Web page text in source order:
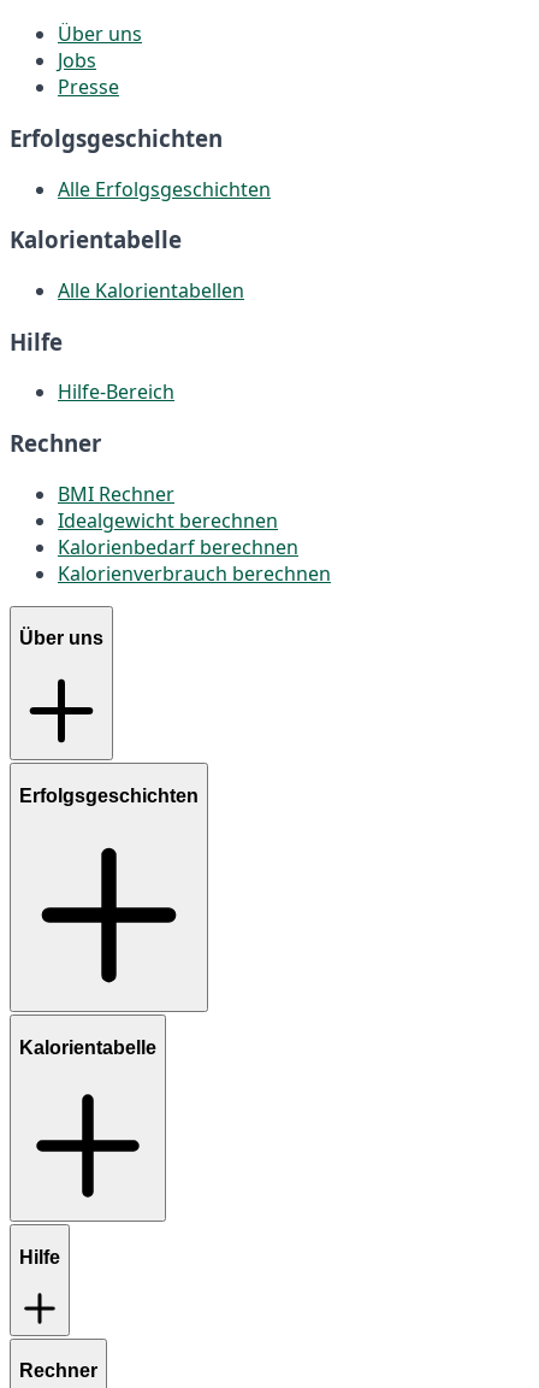
Über uns
Jobs
Presse
Erfolgsgeschichten
Alle Erfolgsgeschichten
Kalorientabelle
Alle Kalorientabellen
Hilfe
Hilfe-Bereich
Rechner
BMI Rechner
Idealgewicht berechnen
Kalorienbedarf berechnen
Kalorienverbrauch berechnen
Über uns
Erfolgsgeschichten
Kalorientabelle
Hilfe
Rechner